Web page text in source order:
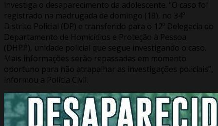
investiga o desaparecimento da adolescente. “O caso foi
registrado na madrugada de domingo (18), no 34º
Distrito Policial (DP) e transferido para o 12º Delegacia do
Departamento de Homicídios e Proteção à Pessoa
(DHPP), unidade policial que segue investigando o caso.
Mais informações serão repassadas em momento
oportuno para não atrapalhar as investigações policiais”,
informou a Polícia Civil.